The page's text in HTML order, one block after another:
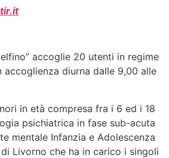
accoglie 20 utenti in regime
accoglienza diurna dalle 9,00 alle
in età compresa fra i 6 ed i 18
psichiatrica in fase sub-acuta
mentale Infanzia e Adolescenza
Livorno che ha in carico i singoli